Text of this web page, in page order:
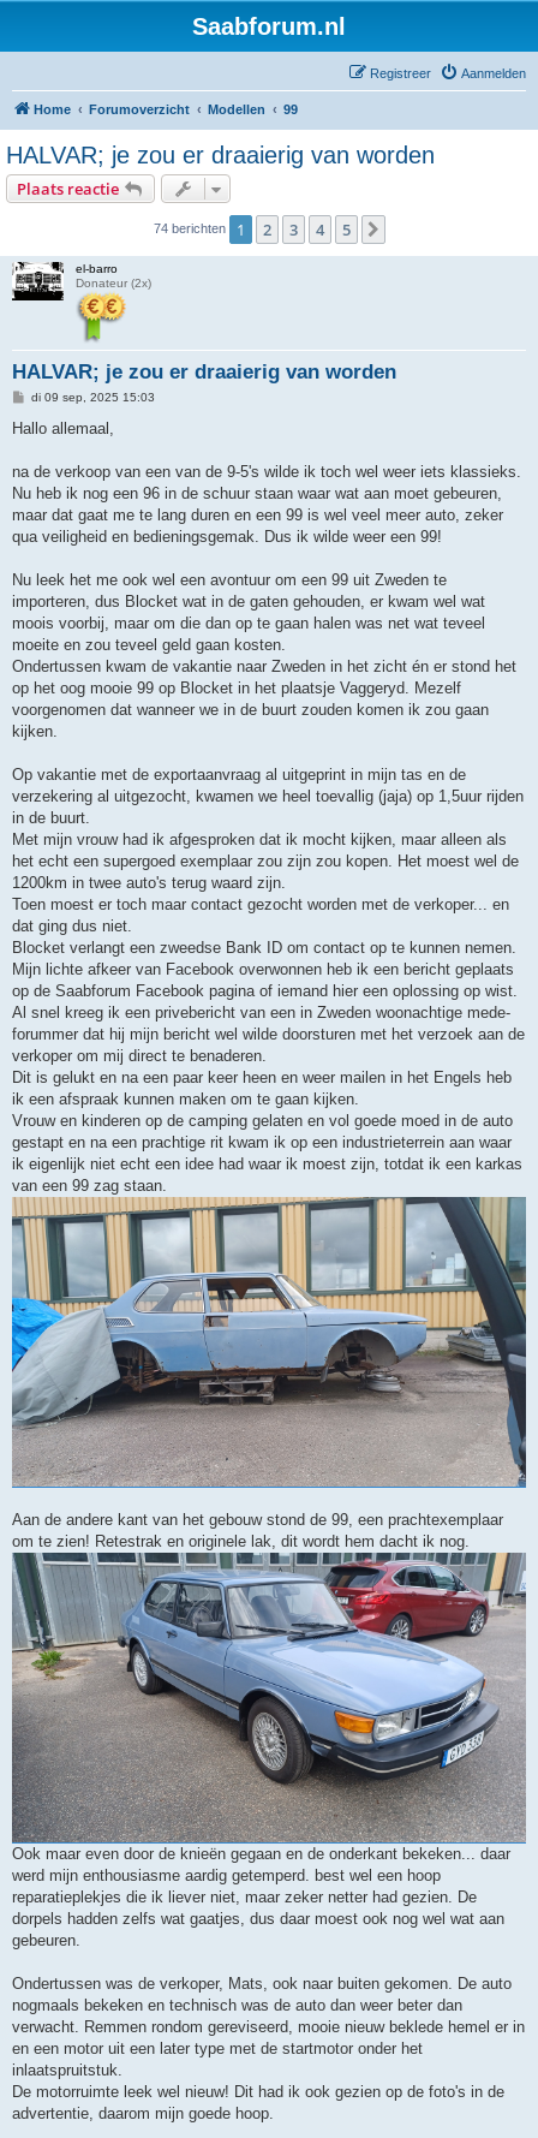
Saabforum.nl
Aanmelden
Registreer
Home Forumoverzicht Modellen 99
HALVAR; je zou er draaierig van worden
Plaats reactie
74 berichten 1 2 3 4 5
el-barro
Donateur (2x)
HALVAR; je zou er draaierig van worden
B
r
h
di 09 sep, 2025 15:03
Hallo allemaal,
na de verkoop van een van de 9-5's wilde ik toch wel weer iets klassieks.
Nu heb ik nog een 96 in de schuur staan waar wat aan moet gebeuren,
maar dat gaat me te lang duren en een 99 is wel veel meer auto, zeker
qua veiligheid en bedieningsgemak. Dus ik wilde weer een 99!
Nu leek het me ook wel een avontuur om een 99 uit Zweden te
importeren, dus Blocket wat in de gaten gehouden, er kwam wel wat
moois voorbij, maar om die dan op te gaan halen was net wat teveel
moeite en zou teveel geld gaan kosten.
Ondertussen kwam de vakantie naar Zweden in het zicht én er stond het
op het oog mooie 99 op Blocket in het plaatsje Vaggeryd. Mezelf
voorgenomen dat wanneer we in de buurt zouden komen ik zou gaan
kijken.
Op vakantie met de exportaanvraag al uitgeprint in mijn tas en de
verzekering al uitgezocht, kwamen we heel toevallig (jaja) op 1,5uur rijden
in de buurt.
Met mijn vrouw had ik afgesproken dat ik mocht kijken, maar alleen als
het echt een supergoed exemplaar zou zijn zou kopen. Het moest wel de
1200km in twee auto's terug waard zijn.
Toen moest er toch maar contact gezocht worden met de verkoper... en
dat ging dus niet.
Blocket verlangt een zweedse Bank ID om contact op te kunnen nemen.
Mijn lichte afkeer van Facebook overwonnen heb ik een bericht geplaats
op de Saabforum Facebook pagina of iemand hier een oplossing op wist.
Al snel kreeg ik een privebericht van een in Zweden woonachtige mede-
forummer dat hij mijn bericht wel wilde doorsturen met het verzoek aan de
verkoper om mij direct te benaderen.
Dit is gelukt en na een paar keer heen en weer mailen in het Engels heb
ik een afspraak kunnen maken om te gaan kijken.
Vrouw en kinderen op de camping gelaten en vol goede moed in de auto
gestapt en na een prachtige rit kwam ik op een industrieterrein aan waar
ik eigenlijk niet echt een idee had waar ik moest zijn, totdat ik een karkas
van een 99 zag staan.
Aan de andere kant van het gebouw stond de 99, een prachtexemplaar
om te zien! Retestrak en originele lak, dit wordt hem dacht ik nog.
Ook maar even door de knieën gegaan en de onderkant bekeken... daar
werd mijn enthousiasme aardig getemperd. best wel een hoop
reparatieplekjes die ik liever niet, maar zeker netter had gezien. De
dorpels hadden zelfs wat gaatjes, dus daar moest ook nog wel wat aan
gebeuren.
Ondertussen was de verkoper, Mats, ook naar buiten gekomen. De auto
nogmaals bekeken en technisch was de auto dan weer beter dan
verwacht. Remmen rondom gereviseerd, mooie nieuw beklede hemel er in
en een motor uit een later type met de startmotor onder het
inlaatspruitstuk.
De motorruimte leek wel nieuw! Dit had ik ook gezien op de foto's in de
advertentie, daarom mijn goede hoop.